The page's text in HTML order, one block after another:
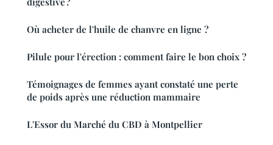
Où acheter de l'huile de chanvre en ligne ?
Pilule pour l'érection : comment faire le bon choix ?
Témoignages de femmes ayant constaté une perte
de poids après une réduction mammaire
L'Essor du Marché du CBD à Montpellier